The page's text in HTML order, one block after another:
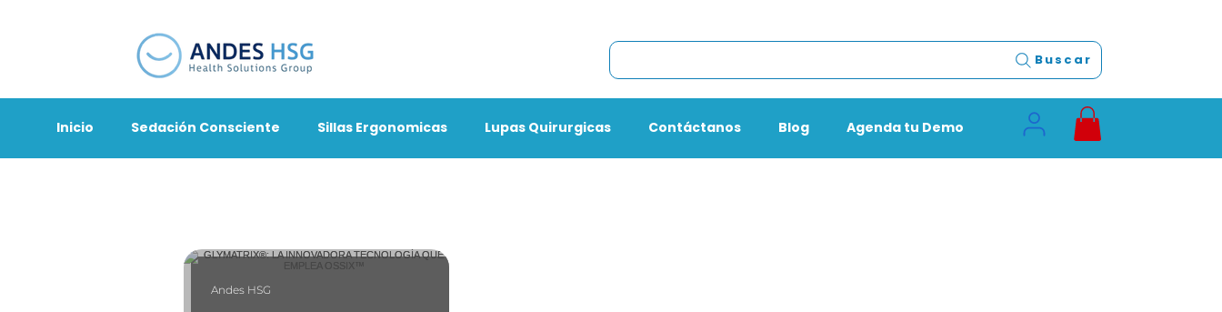
Buscar
Inicio Sedación Consciente Sillas Ergonomicas Lupas Quirurgicas Contáctanos Blog Agenda tu Demo
Andes HSG